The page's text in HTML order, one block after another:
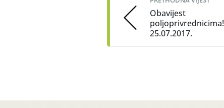
Obavijest
poljoprivrednicima!
25.07.2017.